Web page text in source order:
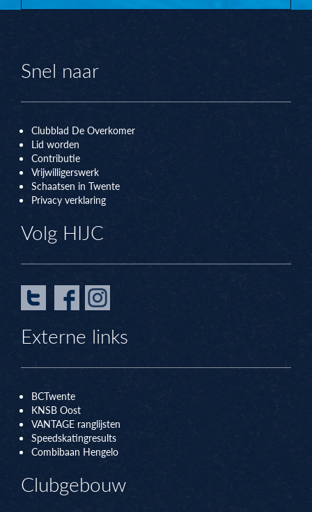
Snel naar
Clubblad De Overkomer
Lid worden
Contributie
Vrijwilligerswerk
Schaatsen in Twente
Privacy verklaring
Volg HIJC
Externe links
BCTwente
KNSB Oost
VANTAGE ranglijsten
Speedskatingresults
Combibaan Hengelo
Clubgebouw